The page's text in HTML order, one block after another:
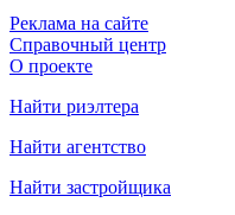
Реклама на сайте
Справочный центр
О проекте
Найти риэлтера
Найти агентство
Найти застройщика